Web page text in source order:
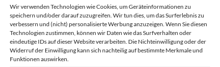
Wir verwenden Technologien wie Cookies, um Geräteinformationen zu
speichern und/oder darauf zuzugreifen. Wir tun dies, um das Surferlebnis zu
verbessern und (nicht) personalisierte Werbung anzuzeigen. Wenn Sie diesen
Technologien zustimmen, können wir Daten wie das Surfverhalten oder
eindeutige IDs auf dieser Website verarbeiten. Die Nichteinwilligung oder der
Widerruf der Einwilligung kann sich nachteilig auf bestimmte Merkmale und
Funktionen auswirken.
Mischhaut
normale Haut
reife Haut
trockene Haut